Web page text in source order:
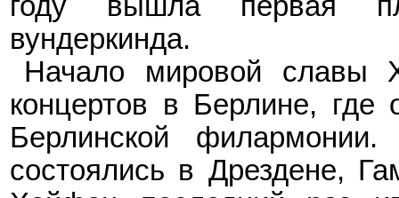
вундеркинда.
Начало мировой славы
концертов в Берлине, где
Берлинской
состоялись в Дрездене,